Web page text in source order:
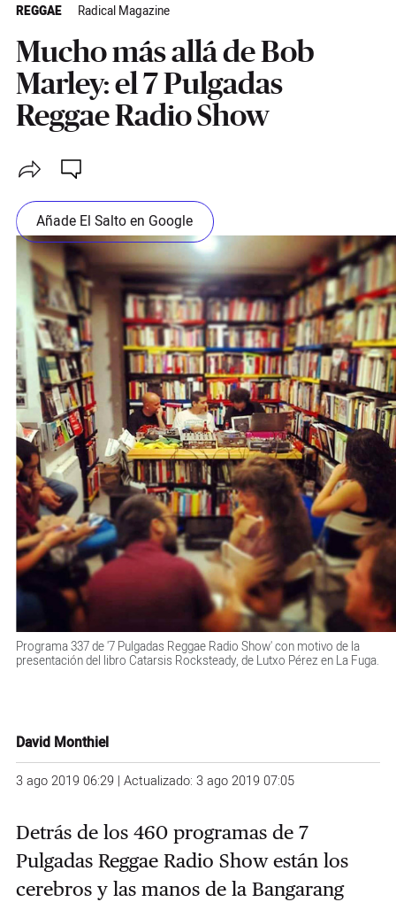
REGGAE Radical Magazine
Mucho más allá de Bob
Marley: el 7 Pulgadas
Reggae Radio Show
Añade El Salto en Google
Programa 337 de '7 Pulgadas Reggae Radio Show' con motivo de la
presentación del libro Catarsis Rocksteady, de Lutxo Pérez en La Fuga.
David Monthiel
3 ago 2019 06:29 | Actualizado: 3 ago 2019 07:05
Detrás de los 460 programas de 7
Pulgadas Reggae Radio Show están los
cerebros y las manos de la Bangarang